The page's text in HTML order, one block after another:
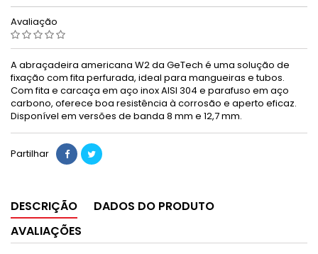
Avaliação
A abraçadeira americana W2 da GeTech é uma solução de
fixação com fita perfurada, ideal para mangueiras e tubos.
Com fita e carcaça em aço inox AISI 304 e parafuso em aço
carbono, oferece boa resistência à corrosão e aperto eficaz.
Disponível em versões de banda 8 mm e 12,7 mm.
Partilhar
DESCRIÇÃO
DADOS DO PRODUTO
AVALIAÇÕES